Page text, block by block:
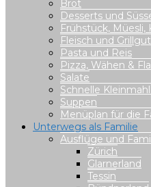
Brot
Desserts und
Frühstück,
Fleisch und Grillgut
Pasta und Reis
Pizza, Wähen &
Salate
Schnelle
Suppen
Menüplan für die
Unterwegs als Familie
Ausflüge und
Zürich
Glarnerland
Tessin